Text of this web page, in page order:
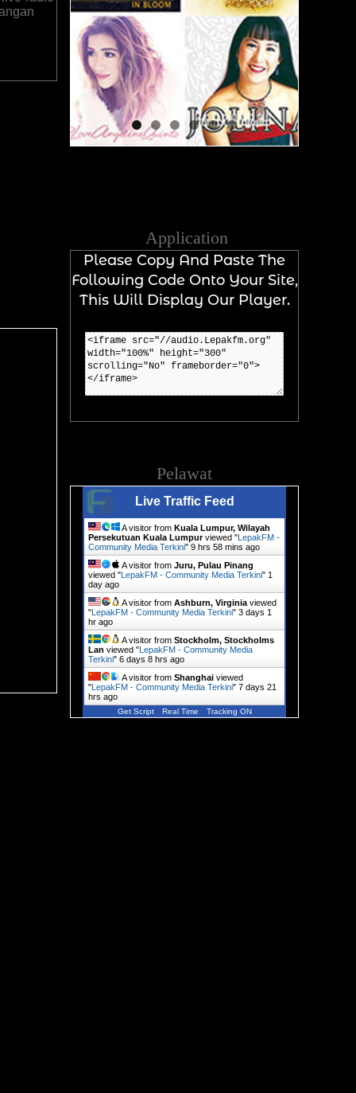
Application
Please Copy And Paste The
Following Code Onto Your Site,
This Will Display Our Player.
Pelawat
Live Traffic Feed
A visitor from Kuala Lumpur, Wilayah
Persekutuan Kuala Lumpurviewed "LepakFM -
Community Media Terkini" 9 hrs 58 mins ago
A visitor from Juru, Pulau Pinang
viewed "LepakFM - Community Media Terkini" 1
day ago
A visitor from Ashburn, Virginia viewed
"LepakFM - Community Media Terkini" 3 days 1
hr ago
A visitor from Stockholm, Stockholms
Lan viewed "LepakFM - Community Media
Terkini" 6 days 8 hrs ago
A visitor from Shanghai viewed
"LepakFM - Community Media Terkini" 7 days 21
hrs ago
Get Script Real Time Tracking ON